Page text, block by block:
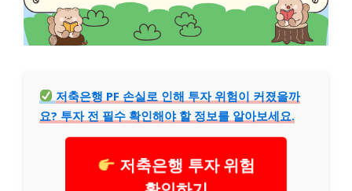
저축은행 PF 손실로 인해 투자 위험이 커졌을까
요? 투자 전 필수 확인해야 할 정보를 알아보세요.
저축은행 투자 위험